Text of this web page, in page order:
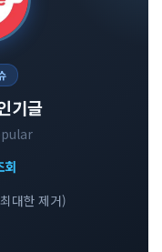
기글
회
대한 제거)